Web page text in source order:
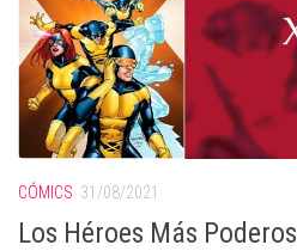
CÓMICS 31/08/2021
Los Héroes Más